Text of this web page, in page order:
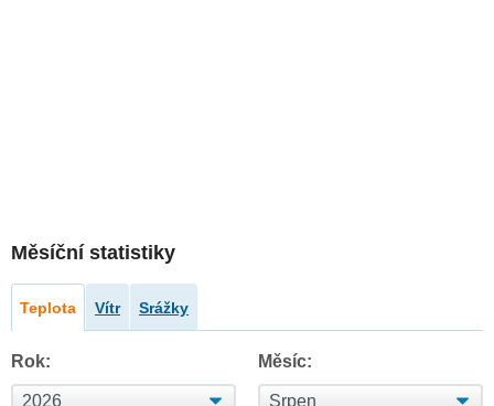
Měsíční statistiky
Teplota Vítr Srážky
Rok: Měsíc: